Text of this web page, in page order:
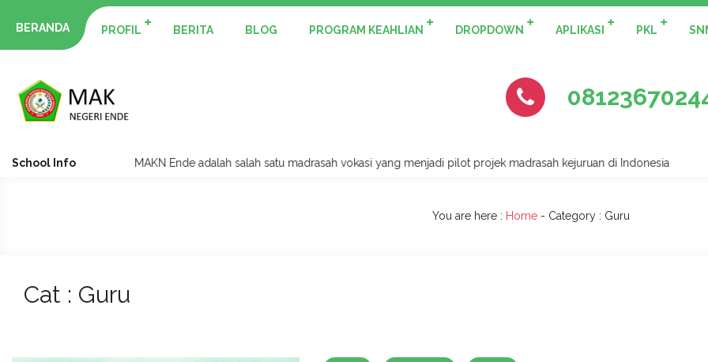
BERANDA PROFIL BERITA BLOG PROGRAM KEAHLIAN DROPDOWN APLIKASI PKL
School Info MAKN Ende adalah salah satu madrasah vokasi yang menjadi pilot projek madrasah kejuruan di Indonesia
You are here : Home - Category : Guru
Cat : Guru